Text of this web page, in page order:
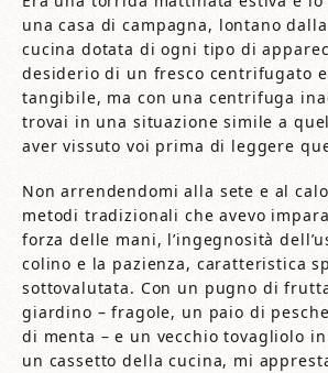
una casa di campagna, lontano
cucina dotata di ogni tipo di
desiderio di un fresco centrifugato
tangibile, ma con una centrifuga
trovai in una situazione simile a
aver vissuto voi prima di leggere
Non arrendendomi alla sete e al
metodi tradizionali che avevo
forza delle mani, l’ingegnosità
colino e la pazienza, caratteristica
sottovalutata. Con un pugno di
giardino – fragole, un paio di
di menta – e un vecchio tovagliolo
un cassetto della cucina, mi